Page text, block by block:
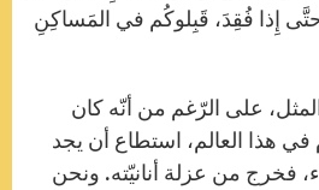
حتَّى إِذا فُقِدَ، قَبِلوكُم في المَساكِنِ
على الرّغم من أنّه كان
في هذا العالم، استطاع أن يجد
فخرج من عزلة أنانيّته. ونحن